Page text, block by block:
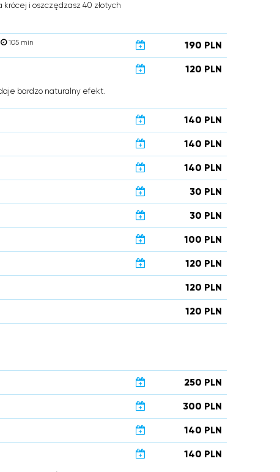
i oszczędzasz 40 złotych
105 min 190 PLN
120 PLN
bardzo naturalny efekt.
140 PLN
140 PLN
140 PLN
30 PLN
30 PLN
100 PLN
120 PLN
120 PLN
120 PLN
250 PLN
300 PLN
140 PLN
140 PLN